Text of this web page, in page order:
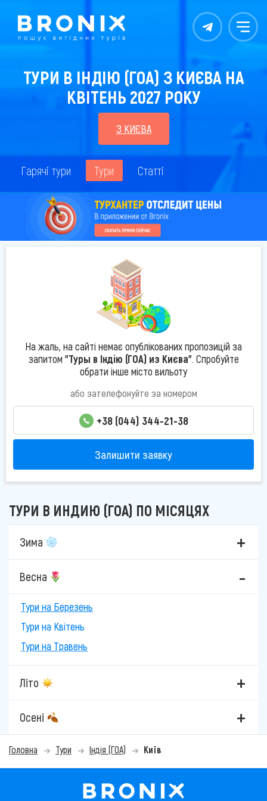
Контакты Меню
ТУРИ В ІНДІЮ (ГОА) З КИЄВА НА
КВІТЕНЬ 2027 РОКУ
З КИЄВА
Гарячі тури Тури Статті
На жаль, на сайті немає опублікованих пропозицій за
запитом "Туры в Індію (ГОА) из Києва". Спробуйте
обрати інше місто вильоту
або зателефонуйте за номером
+38 (044) 344-21-38
Залишити заявку
ТУРИ В ИНДИЮ (ГОА) ПО МІСЯЦЯХ
Зима
Весна
Тури на Березень
Тури на Квітень
Тури на Травень
Літо
Осені
Головна Тури Індія (ГОА) Київ